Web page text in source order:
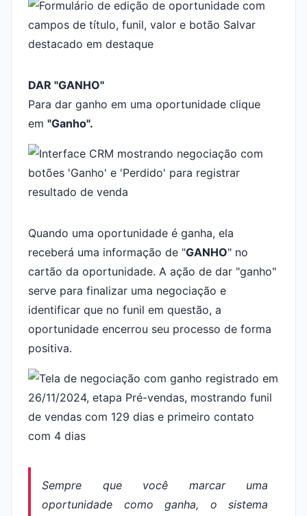
DAR "GANHO"
Para dar ganho em uma oportunidade clique
em "Ganho".
Quando uma oportunidade é ganha, ela
receberá uma informação de "GANHO" no
cartão da oportunidade. A ação de dar "ganho"
serve para finalizar uma negociação e
identificar que no funil em questão, a
oportunidade encerrou seu processo de forma
positiva.
Sempre que você marcar uma
oportunidade como ganha, o sistema